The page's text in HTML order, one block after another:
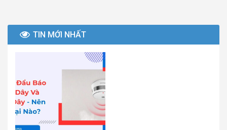
TIN MỚI NHẤT